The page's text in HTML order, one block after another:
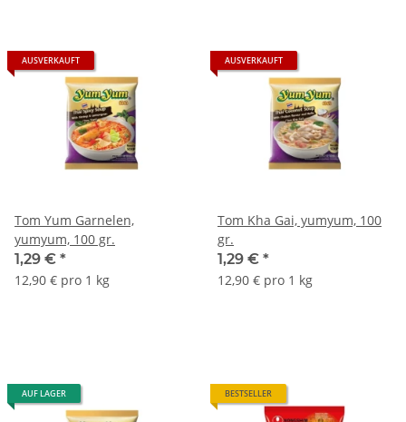
AUSVERKAUFT
Tom Yum Garnelen,
yumyum, 100 gr.
1,29 € *
12,90 € pro 1 kg
AUSVERKAUFT
Tom Kha Gai, yumyum, 100
gr.
1,29 € *
12,90 € pro 1 kg
AUF LAGER BESTSELLER